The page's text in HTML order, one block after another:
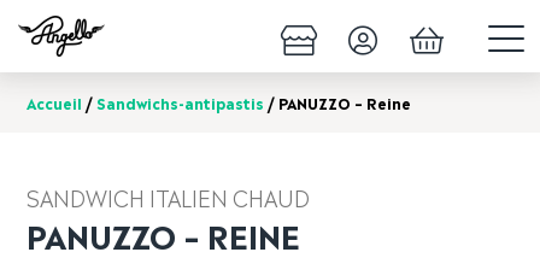
Accueil /Sandwichs-antipastis / PANUZZO – Reine
SANDWICH ITALIEN CHAUD
PANUZZO – REINE